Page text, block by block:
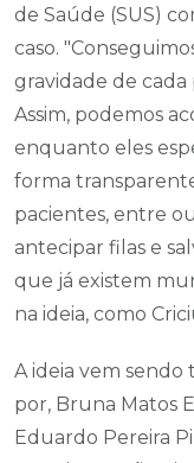
de Saúde (SUS)
caso.
gravidade de cada
Assim, podemos
enquanto eles
forma
pacientes, entre
antecipar filas e
que já existem
na ideia, como
A ideia vem
por, Bruna Matos
Eduardo Pereira